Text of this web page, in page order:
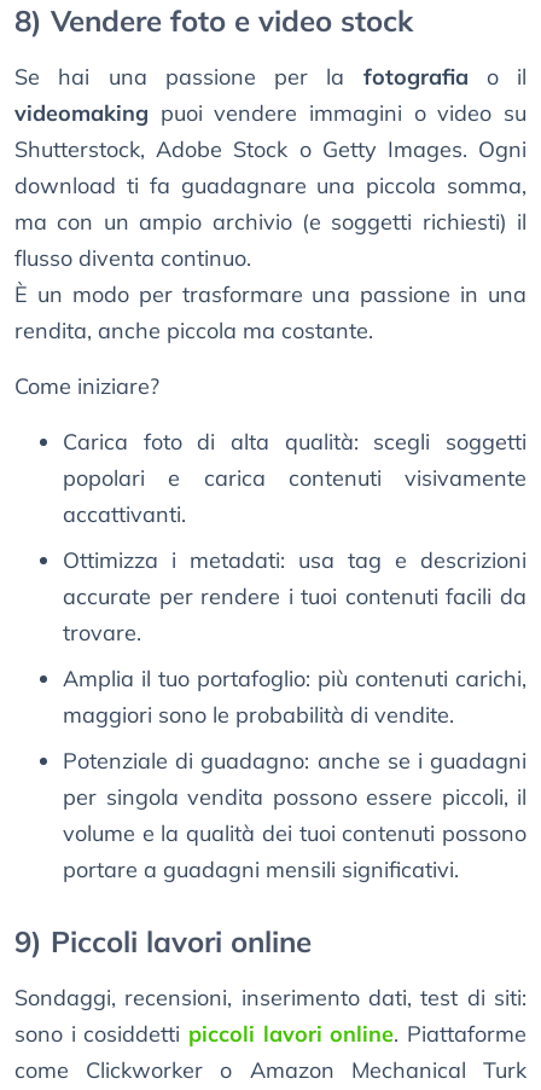
8) Vendere foto e video stock
Se hai una passione per la fotografia o il
videomaking puoi vendere immagini o video su
Shutterstock, Adobe Stock o Getty Images. Ogni
download ti fa guadagnare una piccola somma,
ma con un ampio archivio (e soggetti richiesti) il
flusso diventa continuo.
È un modo per trasformare una passione in una
rendita, anche piccola ma costante.
Come iniziare?
Carica foto di alta qualità: scegli soggetti
popolari e carica contenuti visivamente
accattivanti.
Ottimizza i metadati: usa tag e descrizioni
accurate per rendere i tuoi contenuti facili da
trovare.
Amplia il tuo portafoglio: più contenuti carichi,
maggiori sono le probabilità di vendite.
Potenziale di guadagno: anche se i guadagni
per singola vendita possono essere piccoli, il
volume e la qualità dei tuoi contenuti possono
portare a guadagni mensili significativi.
9) Piccoli lavori online
Sondaggi, recensioni, inserimento dati, test di siti:
sono i cosiddetti piccoli lavori online. Piattaforme
come Clickworker o Amazon Mechanical Turk